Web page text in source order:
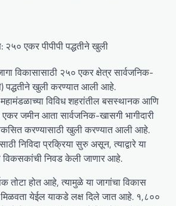
विकासासाठी २५० एकर क्षेत्र सार्वजनिक-
पद्धतीने खुली करण्यात आली आहे.
महामंडळाच्या विविध शहरांतील बसस्थानक आणि
जमीन आता सार्वजनिक-खासगी भागीदारी
करण्यासाठी खुली करण्यात आली आहे.
निविदा प्रक्रिया सुरु असून, त्याद्वारे या
विकसकांची निवड केली जाणार आहे.
तोटा होत आहे, त्यामुळे या जागांचा विकास
येईल याकडे लक्ष दिले जात आहे. १,८००